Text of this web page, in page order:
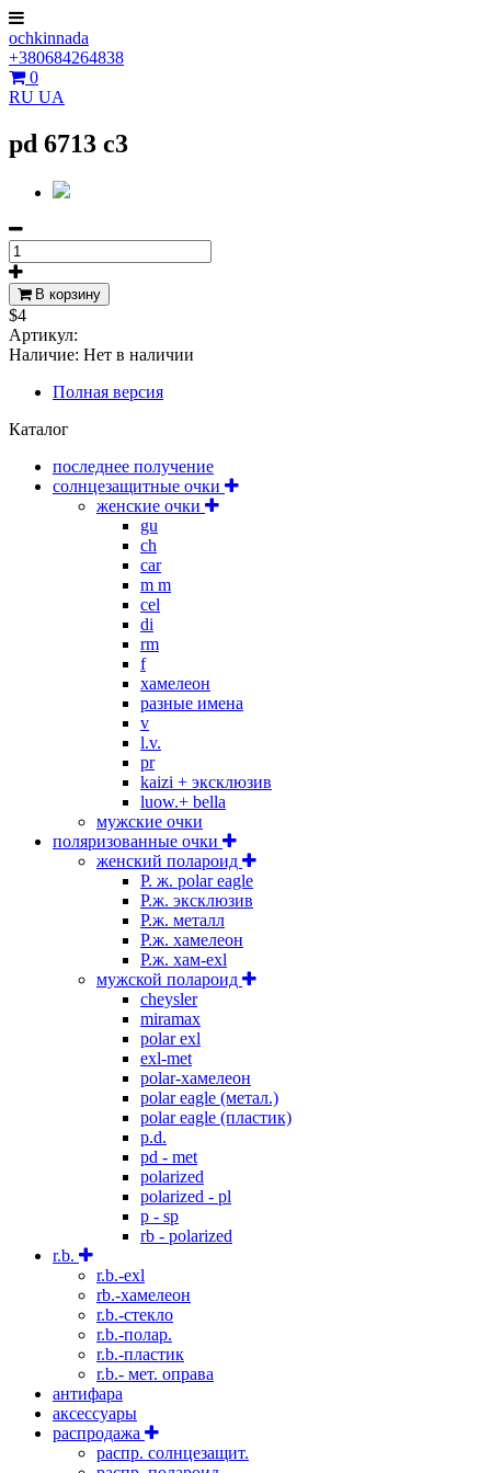
ochkinnada
+380684264838
0
RU UA
pd 6713 c3
В корзину
$4
Артикул:
Наличие: Нет в наличии
Полная версия
Каталог
последнее получение
солнцезащитные очки
женские очки
gu
ch
car
m m
cel
di
rm
f
хамелеон
разные имена
v
l.v.
pr
kaizi + эксклюзив
luow.+ bella
мужские очки
поляризованные очки
женский полароид
P. ж. polar eagle
P.ж. эксклюзив
Р.ж. металл
P.ж. хамелеон
Р.ж. хам-exl
мужской полароид
cheysler
miramax
polar exl
exl-met
polar-хамелеон
polar eagle (метал.)
polar eagle (пластик)
p.d.
pd - met
polarized
polarized - pl
p - sp
rb - polarized
r.b.
r.b.-exl
rb.-хамелеон
r.b.-стекло
r.b.-полар.
r.b.-пластик
r.b.- мет. оправа
антифара
аксессуары
распродажа
распр. солнцезащит.